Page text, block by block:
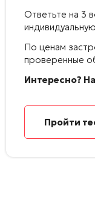
Ответьте на 3
По ценам
проверенные
Интересно?
Пройти